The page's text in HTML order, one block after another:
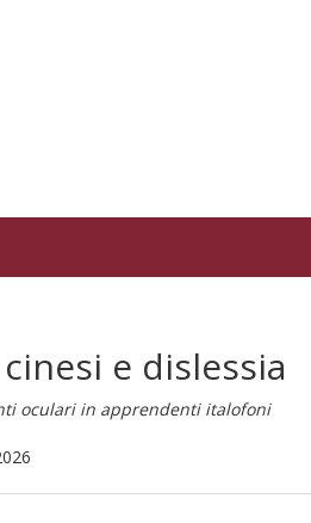
e dislessia
oculari in apprendenti italofoni